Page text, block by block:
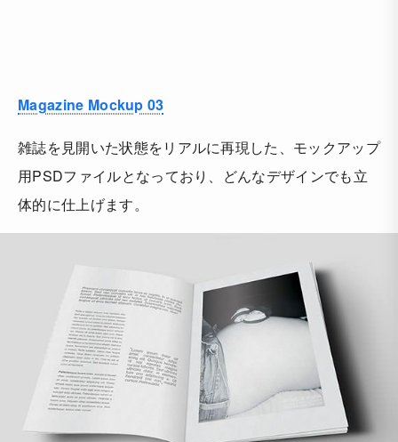
Magazine Mockup 03
雑誌を見開いた状態をリアルに再現した、モックアップ
用PSDファイルとなっており、どんなデザインでも立
体的に仕上げます。